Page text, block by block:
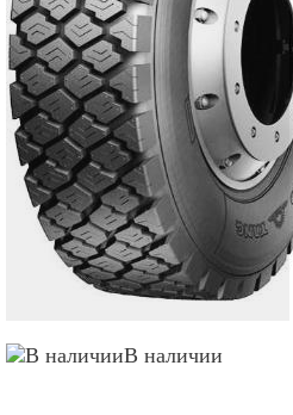
В наличии